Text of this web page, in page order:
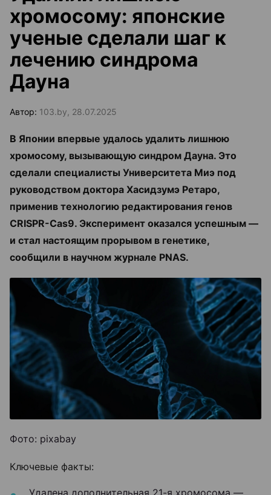
хромосому: японские
ученые сделали шаг к
лечению синдрома
Дауна
Автор: 103.by, 28.07.2025
В Японии впервые удалось удалить лишнюю
хромосому, вызывающую синдром Дауна. Это
сделали специалисты Университета Миэ под
руководством доктора Хасидзумэ Ретаро,
применив технологию редактирования генов
CRISPR-Cas9. Эксперимент оказался успешным —
и стал настоящим прорывом в генетике,
сообщили в научном журнале PNAS.
Фото: pixabay
Ключевые факты: